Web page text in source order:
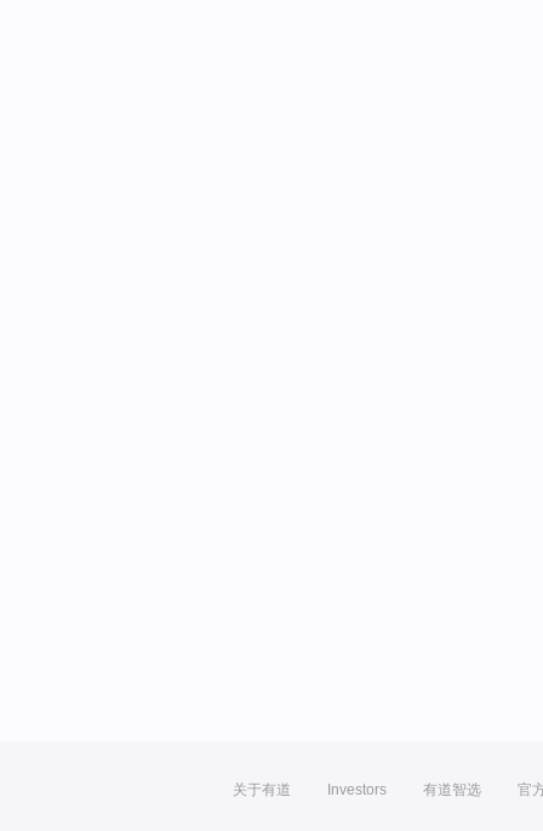
关于有道 Investors 有道智选 官